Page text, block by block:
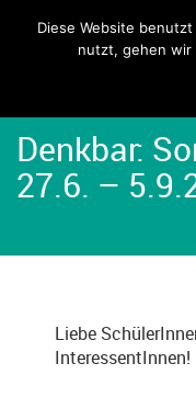
Angebote
Denkbar:
27.6. –
Liebe
InteressentInnen!
Diese Website
nutzt, gehen wir